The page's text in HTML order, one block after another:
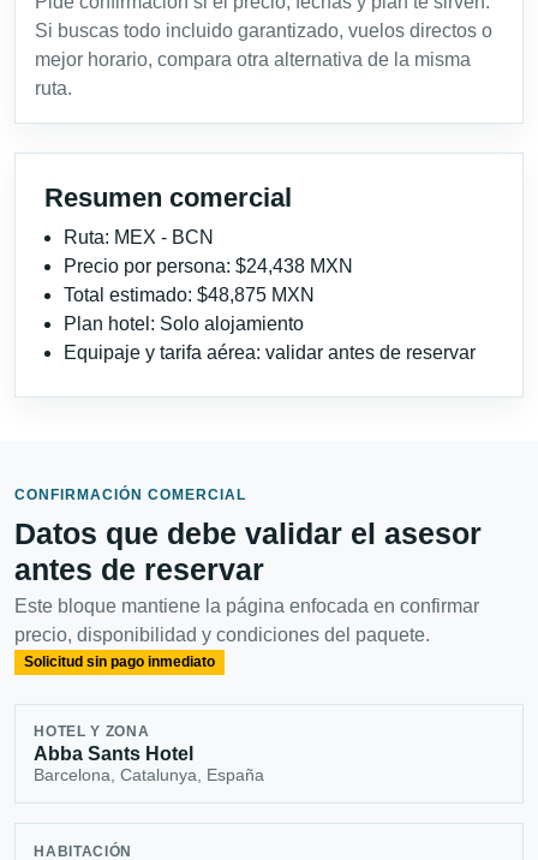
Si buscas todo incluido garantizado, vuelos directos o
mejor horario, compara otra alternativa de la misma
ruta.
Resumen comercial
Ruta: MEX - BCN
Precio por persona: $24,438 MXN
Total estimado: $48,875 MXN
Plan hotel: Solo alojamiento
Equipaje y tarifa aérea: validar antes de reservar
CONFIRMACIÓN COMERCIAL
Datos que debe validar el asesor
antes de reservar
Este bloque mantiene la página enfocada en confirmar
precio, disponibilidad y condiciones del paquete.
Solicitud sin pago inmediato
HOTEL Y ZONA
Abba Sants Hotel
Barcelona, Catalunya, España
HABITACIÓN